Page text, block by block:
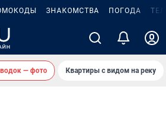
ЗНАКОМСТВА ПОГОДА
— фото Квартиры с видом на реку